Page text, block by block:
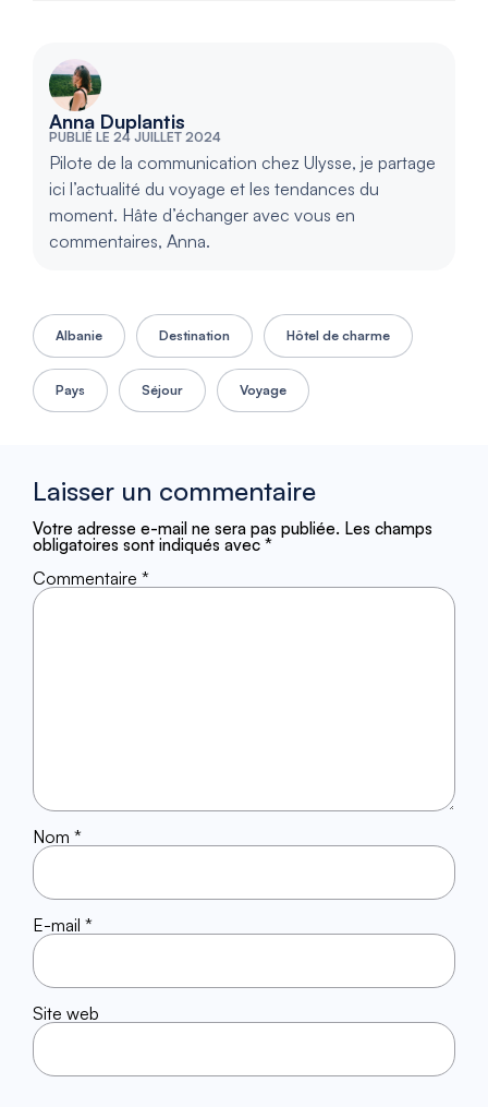
Anna Duplantis
PUBLIÉ LE 24 JUILLET 2024
Pilote de la communication chez Ulysse, je partage
ici l’actualité du voyage et les tendances du
moment. Hâte d’échanger avec vous en
commentaires, Anna.
Albanie Destination Hôtel de charme
Pays Séjour Voyage
Laisser un commentaire
Votre adresse e-mail ne sera pas publiée. Les champs
obligatoires sont indiqués avec *
Commentaire *
Nom *
E-mail *
Site web